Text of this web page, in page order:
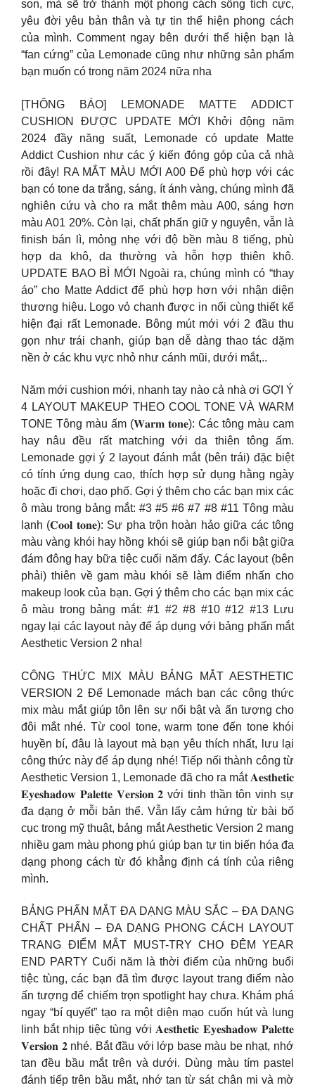
son, mà sẽ trở thành một phong cách sống tích cực,
yêu đời yêu bản thân và tự tin thể hiện phong cách
của mình. Comment ngay bên dưới thể hiện bạn là
“fan cứng” của Lemonade cũng như những sản phẩm
bạn muốn có trong năm 2024 nữa nha
[THÔNG BÁO] LEMONADE MATTE ADDICT
CUSHION ĐƯỢC UPDATE MỚI Khởi động năm
2024 đầy năng suất, Lemonade có update Matte
Addict Cushion như các ý kiến đóng góp của cả nhà
rồi đây! RA MẮT MÀU MỚI A00 Để phù hợp với các
bạn có tone da trắng, sáng, ít ánh vàng, chúng mình đã
nghiên cứu và cho ra mắt thêm màu A00, sáng hơn
màu A01 20%. Còn lại, chất phấn giữ y nguyên, vẫn là
finish bán lì, mỏng nhẹ với độ bền màu 8 tiếng, phù
hợp da khô, da thường và hỗn hợp thiên khô.
UPDATE BAO BÌ MỚI Ngoài ra, chúng mình có “thay
áo” cho Matte Addict để phù hợp hơn với nhận diện
thương hiệu. Logo vỏ chanh được in nổi cùng thiết kế
hiện đại rất Lemonade. Bông mút mới với 2 đầu thu
gọn như trái chanh, giúp bạn dễ dàng thao tác dặm
nền ở các khu vực nhỏ như cánh mũi, dưới mắt,..
Năm mới cushion mới, nhanh tay nào cả nhà ơi ️GỢI Ý
4 LAYOUT MAKEUP THEO COOL TONE VÀ WARM
TONE Tông màu ấm (𝐖𝐚𝐫𝐦 𝐭𝐨𝐧𝐞): Các tông màu cam
hay nâu đều rất matching với da thiên tông ấm.
Lemonade gợi ý 2 layout đánh mắt (bên trái) đặc biệt
có tính ứng dụng cao, thích hợp sử dụng hằng ngày
hoặc đi chơi, dạo phố. Gợi ý thêm cho các bạn mix các
ô màu trong bảng mắt: #3 #5 #6 #7 #8 #11 Tông màu
lạnh (𝐂𝐨𝐨𝐥 𝐭𝐨𝐧𝐞): Sự pha trộn hoàn hảo giữa các tông
màu vàng khói hay hồng khói sẽ giúp bạn nổi bật giữa
đám đông hay bữa tiệc cuối năm đấy. Các layout (bên
phải) thiên về gam màu khói sẽ làm điểm nhấn cho
makeup look của bạn. Gợi ý thêm cho các bạn mix các
ô màu trong bảng mắt: #1 #2 #8 #10 #12 #13 Lưu
ngay lại các layout này để áp dụng với bảng phấn mắt
Aesthetic Version 2 nha!
CÔNG THỨC MIX MÀU BẢNG MẮT AESTHETIC
VERSION 2 Để Lemonade mách bạn các công thức
mix màu mắt giúp tôn lên sự nổi bật và ấn tượng cho
đôi mắt nhé. Từ cool tone, warm tone đến tone khói
huyền bí, đâu là layout mà bạn yêu thích nhất, lưu lại
công thức này để áp dụng nhé! Tiếp nối thành công từ
Aesthetic Version 1, Lemonade đã cho ra mắt 𝐀𝐞𝐬𝐭𝐡𝐞𝐭𝐢𝐜
𝐄𝐲𝐞𝐬𝐡𝐚𝐝𝐨𝐰 𝐏𝐚𝐥𝐞𝐭𝐭𝐞 𝐕𝐞𝐫𝐬𝐢𝐨𝐧 𝟐 với tinh thần tôn vinh sự
đa dạng ở mỗi bản thể. Vẫn lấy cảm hứng từ bài bố
cục trong mỹ thuật, bảng mắt Aesthetic Version 2 mang
nhiều gam màu phong phú giúp bạn tự tin biến hóa đa
dạng phong cách từ đó khẳng định cá tính của riêng
mình.
BẢNG PHẤN MẮT ĐA DẠNG MÀU SẮC – ĐA DẠNG
CHẤT PHẤN – ĐA DẠNG PHONG CÁCH LAYOUT
TRANG ĐIỂM MẮT MUST-TRY CHO ĐÊM YEAR
END PARTY Cuối năm là thời điểm của những buổi
tiệc tùng, các bạn đã tìm được layout trang điểm nào
ấn tượng để chiếm trọn spotlight hay chưa. Khám phá
ngay “bí quyết” tạo ra một diện mạo cuốn hút và lung
linh bắt nhịp tiệc tùng với 𝐀𝐞𝐬𝐭𝐡𝐞𝐭𝐢𝐜 𝐄𝐲𝐞𝐬𝐡𝐚𝐝𝐨𝐰 𝐏𝐚𝐥𝐞𝐭𝐭𝐞
𝐕𝐞𝐫𝐬𝐢𝐨𝐧 𝟐 nhé. Bắt đầu với lớp base màu be nhạt, nhớ
tan đều bầu mắt trên và dưới. Dùng màu tím pastel
đánh tiếp trên bầu mắt, nhớ tan từ sát chân mi và mờ